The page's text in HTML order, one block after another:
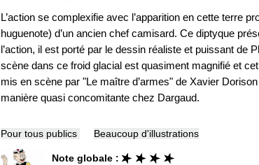
L’action se complexifie avec l’apparition en cette terre
huguenote) d’un ancien chef camisard. Ce diptyque
l’action, il est porté par le dessin réaliste et puissant de
scène dans ce froid glacial est quasiment magnifié et
mis en scène par "Le maître d’armes" de Xavier
manière quasi concomitante chez Dargaud.
Pour tous publics Beaucoup d'illustrations
Note globale :